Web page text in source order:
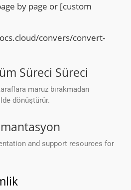
by page or [custom
convers/convert-
Süreci Süreci
maruz bırakmadan
dönüştürür.
and support resources for